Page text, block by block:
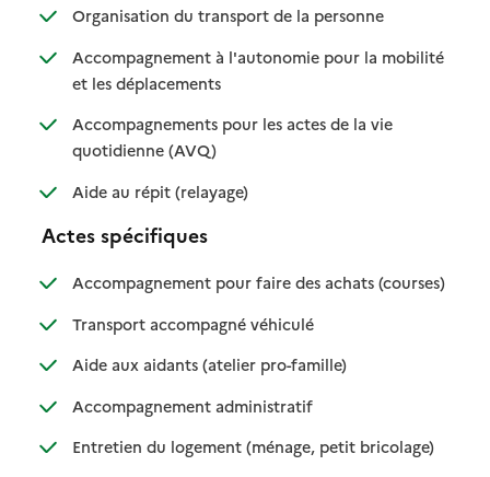
Organisation du transport de la personne: disponible
: non disponible
Accompagnement à l'autonomie pour la mobilité
et les déplacements: disponible
: non disponible
Accompagnements pour les actes de la vie
quotidienne (AVQ): disponible
: non disponible
Aide au répit (relayage): disponible
: non disponible
Actes spécifiques
Accompagnement pour faire des achats (courses)
:
: non
Transport accompagné véhiculé: disponible
: non disponible
Aide aux aidants (atelier pro-famille): disponible
: non disponible
Accompagnement administratif: disponible
: non disponible
Entretien du logement (ménage, petit bricolage): disponible
: non